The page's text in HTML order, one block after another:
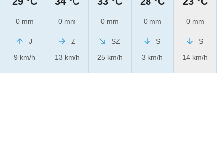
0 mm
J
9 km/h
0 mm
Z
13 km/h
0 mm
SZ
25 km/h
0 mm
S
3 km/h
0 mm
S
14 km/h